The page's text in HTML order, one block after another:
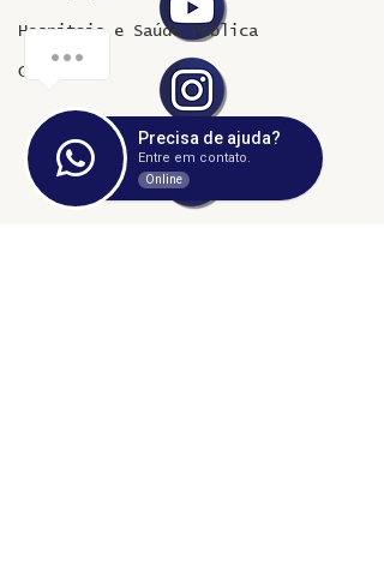
Hospitais e Saúde Pública
Greve
Precisa de ajuda?
Entre em contato.
Online